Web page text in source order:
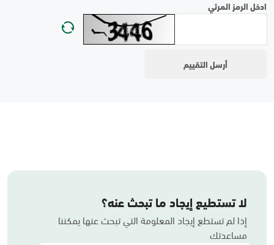
ادخل الرمز المرئي
لا تستطيع إيجاد ما تبحث عنه؟
إذا لم تستطع إيجاد المعلومة التي تبحث عنها يمكننا
مساعدتك